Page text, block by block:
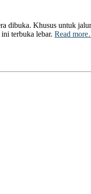
dibuka. Khusus untuk
terbuka lebar. Read